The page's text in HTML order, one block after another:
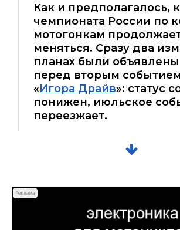
Как и предполагалось,
чемпионата России по
мотогонкам
меняться. Сразу два
планах были
перед вторым
«Игора Драйв»: статус
понижен, июльское
переезжает.
Реклама